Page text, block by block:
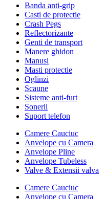
Banda anti-grip
Casti de protectie
Crash Pegs
Reflectorizante
Genti de transport
Manere ghidon
Manusi
Masti protectie
Oglinzi
Scaune
Sisteme anti-furt
Sonerii
Suport telefon
Camere Cauciuc
Anvelope cu Camera
Anvelope Pline
Anvelope Tubeless
Valve & Extensii valva
Camere Cauciuc
Anvelope cu Camera